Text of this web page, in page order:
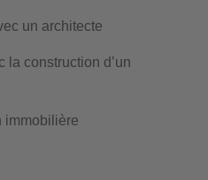
un architecte
la construction d’un
immobilière